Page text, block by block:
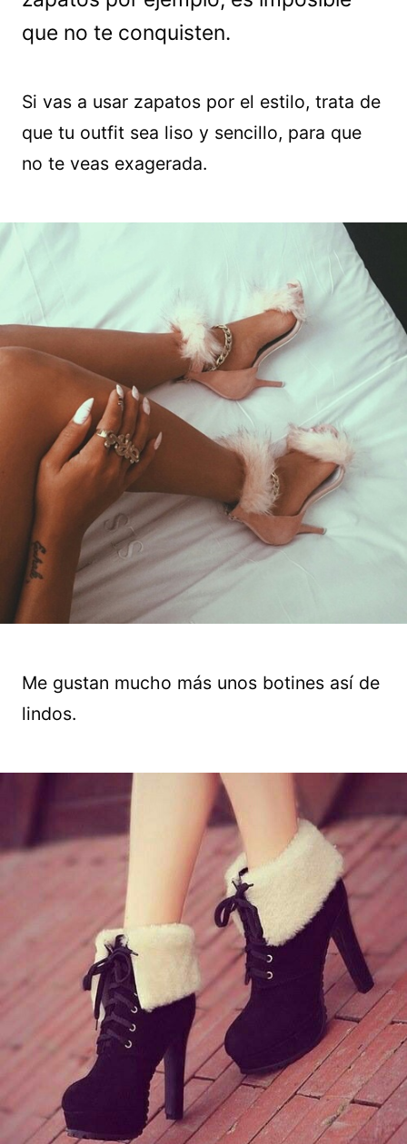
que no te conquisten.
Si vas a usar zapatos por el estilo, trata de
que tu outfit sea liso y sencillo, para que
no te veas exagerada.
Me gustan mucho más unos botines así de
lindos.